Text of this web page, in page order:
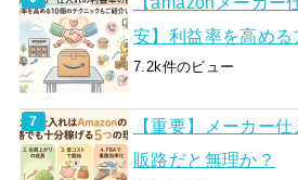
安】利益率を高める
7.2k件のビュー
【重要】メーカー
販路だと無理か？